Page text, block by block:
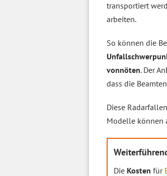
transportiert
arbeiten.
So können die
vonnöten. Der
dass die
Diese
Modelle können
Die Kosten für